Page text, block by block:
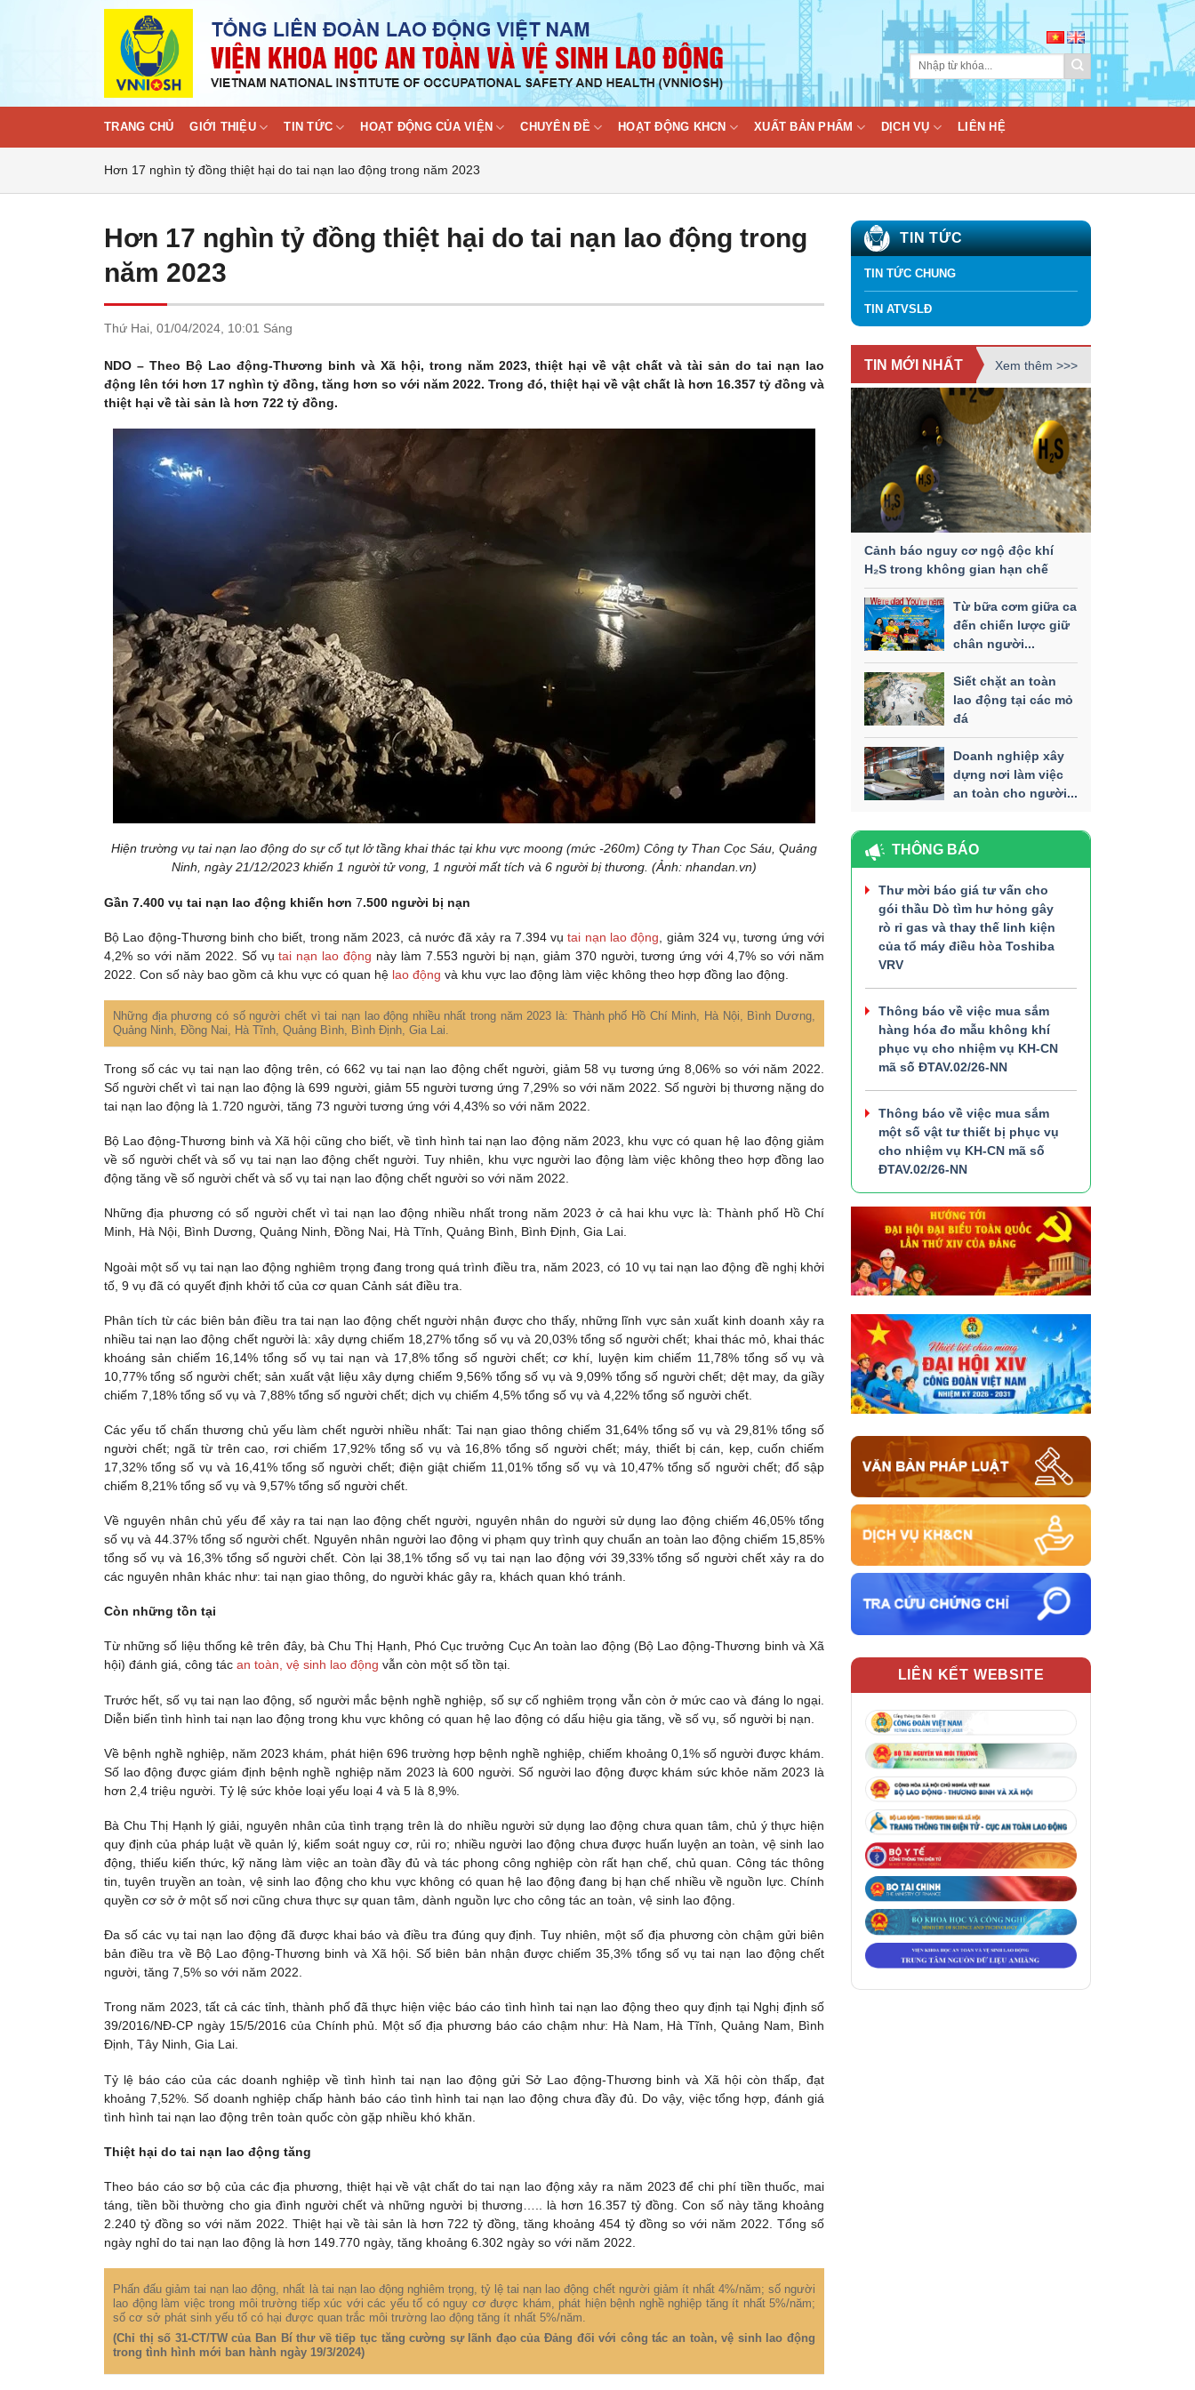
TRANG CHỦ GIỚI THIỆU TIN TỨC HOẠT ĐỘNG CỦA VIỆN CHUYÊN ĐỀ HOẠT ĐỘNG KHCN XUẤT BẢN PHẨM DỊCH VỤ LIÊN HỆ
Hơn 17 nghìn tỷ đồng thiệt hại do tai nạn lao động trong năm 2023
Hơn 17 nghìn tỷ đồng thiệt hại do tai nạn lao động trong
năm 2023
Thứ Hai, 01/04/2024, 10:01 Sáng
NDO – Theo Bộ Lao động-Thương binh và Xã hội, trong năm 2023, thiệt hại về vật chất và tài sản do tai nạn lao
động lên tới hơn 17 nghìn tỷ đồng, tăng hơn so với năm 2022. Trong đó, thiệt hại về vật chất là hơn 16.357 tỷ đồng và
thiệt hại về tài sản là hơn 722 tỷ đồng.
Hiện trường vụ tai nạn lao động do sự cố tụt lở tầng khai thác tại khu vực moong (mức -260m) Công ty Than Cọc Sáu, Quảng
Ninh, ngày 21/12/2023 khiến 1 người tử vong, 1 người mất tích và 6 người bị thương. (Ảnh: nhandan.vn)
Gần 7.400 vụ tai nạn lao động khiến hơn 7.500 người bị nạn
Bộ Lao động-Thương binh cho biết, trong năm 2023, cả nước đã xảy ra 7.394 vụtai nạn lao động , giảm 324 vụ, tương ứng với
4,2% so với năm 2022. Số vụtai nạn lao động này làm 7.553 người bị nạn, giảm 370 người, tương ứng với 4,7% so với năm
2022. Con số này bao gồm cả khu vực có quan hệ lao động và khu vực lao động làm việc không theo hợp đồng lao động.
Những địa phương có số người chết vì tai nạn lao động nhiều nhất trong năm 2023 là: Thành phố Hồ Chí Minh, Hà Nội, Bình Dương,
Quảng Ninh, Đồng Nai, Hà Tĩnh, Quảng Bình, Bình Định, Gia Lai.
Trong số các vụ tai nạn lao động trên, có 662 vụ tai nạn lao động chết người, giảm 58 vụ tương ứng 8,06% so với năm 2022.
Số người chết vì tai nạn lao động là 699 người, giảm 55 người tương ứng 7,29% so với năm 2022. Số người bị thương nặng do
tai nạn lao động là 1.720 người, tăng 73 người tương ứng với 4,43% so với năm 2022.
Bộ Lao động-Thương binh và Xã hội cũng cho biết, về tình hình tai nạn lao động năm 2023, khu vực có quan hệ lao động giảm
về số người chết và số vụ tai nạn lao động chết người. Tuy nhiên, khu vực người lao động làm việc không theo hợp đồng lao
động tăng về số người chết và số vụ tai nạn lao động chết người so với năm 2022.
Những địa phương có số người chết vì tai nạn lao động nhiều nhất trong năm 2023 ở cả hai khu vực là: Thành phố Hồ Chí
Minh, Hà Nội, Bình Dương, Quảng Ninh, Đồng Nai, Hà Tĩnh, Quảng Bình, Bình Định, Gia Lai.
Ngoài một số vụ tai nạn lao động nghiêm trọng đang trong quá trình điều tra, năm 2023, có 10 vụ tai nạn lao động đề nghị khởi
tố, 9 vụ đã có quyết định khởi tố của cơ quan Cảnh sát điều tra.
Phân tích từ các biên bản điều tra tai nạn lao động chết người nhận được cho thấy, những lĩnh vực sản xuất kinh doanh xảy ra
nhiều tai nạn lao động chết người là: xây dựng chiếm 18,27% tổng số vụ và 20,03% tổng số người chết; khai thác mỏ, khai thác
khoáng sản chiếm 16,14% tổng số vụ tai nạn và 17,8% tổng số người chết; cơ khí, luyện kim chiếm 11,78% tổng số vụ và
10,77% tổng số người chết; sản xuất vật liệu xây dựng chiếm 9,56% tổng số vụ và 9,09% tổng số người chết; dệt may, da giầy
chiếm 7,18% tổng số vụ và 7,88% tổng số người chết; dịch vụ chiếm 4,5% tổng số vụ và 4,22% tổng số người chết.
Các yếu tố chấn thương chủ yếu làm chết người nhiều nhất: Tai nạn giao thông chiếm 31,64% tổng số vụ và 29,81% tổng số
người chết; ngã từ trên cao, rơi chiếm 17,92% tổng số vụ và 16,8% tổng số người chết; máy, thiết bị cán, kẹp, cuốn chiếm
17,32% tổng số vụ và 16,41% tổng số người chết; điện giật chiếm 11,01% tổng số vụ và 10,47% tổng số người chết; đổ sập
chiếm 8,21% tổng số vụ và 9,57% tổng số người chết.
Về nguyên nhân chủ yếu để xảy ra tai nạn lao động chết người, nguyên nhân do người sử dụng lao động chiếm 46,05% tổng
số vụ và 44.37% tổng số người chết. Nguyên nhân người lao động vi phạm quy trình quy chuẩn an toàn lao động chiếm 15,85%
tổng số vụ và 16,3% tổng số người chết. Còn lại 38,1% tổng số vụ tai nạn lao động với 39,33% tổng số người chết xảy ra do
các nguyên nhân khác như: tai nạn giao thông, do người khác gây ra, khách quan khó tránh.
Còn những tồn tại
Từ những số liệu thống kê trên đây, bà Chu Thị Hạnh, Phó Cục trưởng Cục An toàn lao động (Bộ Lao động-Thương binh và Xã
hội) đánh giá, công tác an toàn, vệ sinh lao động vẫn còn một số tồn tại.
Trước hết, số vụ tai nạn lao động, số người mắc bệnh nghề nghiệp, số sự cố nghiêm trọng vẫn còn ở mức cao và đáng lo ngại.
Diễn biến tình hình tai nạn lao động trong khu vực không có quan hệ lao động có dấu hiệu gia tăng, về số vụ, số người bị nạn.
Về bệnh nghề nghiệp, năm 2023 khám, phát hiện 696 trường hợp bệnh nghề nghiệp, chiếm khoảng 0,1% số người được khám.
Số lao động được giám định bệnh nghề nghiệp năm 2023 là 600 người. Số người lao động được khám sức khỏe năm 2023 là
hơn 2,4 triệu người. Tỷ lệ sức khỏe loại yếu loại 4 và 5 là 8,9%.
Bà Chu Thị Hạnh lý giải, nguyên nhân của tình trạng trên là do nhiều người sử dụng lao động chưa quan tâm, chủ ý thực hiện
quy định của pháp luật về quản lý, kiểm soát nguy cơ, rủi ro; nhiều người lao động chưa được huấn luyện an toàn, vệ sinh lao
động, thiếu kiến thức, kỹ năng làm việc an toàn đầy đủ và tác phong công nghiệp còn rất hạn chế, chủ quan. Công tác thông
tin, tuyên truyền an toàn, vệ sinh lao động cho khu vực không có quan hệ lao động đang bị hạn chế nhiều về nguồn lực. Chính
quyền cơ sở ở một số nơi cũng chưa thực sự quan tâm, dành nguồn lực cho công tác an toàn, vệ sinh lao động.
Đa số các vụ tai nạn lao động đã được khai báo và điều tra đúng quy định. Tuy nhiên, một số địa phương còn chậm gửi biên
bản điều tra về Bộ Lao động-Thương binh và Xã hội. Số biên bản nhận được chiếm 35,3% tổng số vụ tai nạn lao động chết
người, tăng 7,5% so với năm 2022.
Trong năm 2023, tất cả các tỉnh, thành phố đã thực hiện việc báo cáo tình hình tai nạn lao động theo quy định tại Nghị định số
39/2016/NĐ-CP ngày 15/5/2016 của Chính phủ. Một số địa phương báo cáo chậm như: Hà Nam, Hà Tĩnh, Quảng Nam, Bình
Định, Tây Ninh, Gia Lai.
Tỷ lệ báo cáo của các doanh nghiệp về tình hình tai nạn lao động gửi Sở Lao động-Thương binh và Xã hội còn thấp, đạt
khoảng 7,52%. Số doanh nghiệp chấp hành báo cáo tình hình tai nạn lao động chưa đầy đủ. Do vậy, việc tổng hợp, đánh giá
tình hình tai nạn lao động trên toàn quốc còn gặp nhiều khó khăn.
Thiệt hại do tai nạn lao động tăng
Theo báo cáo sơ bộ của các địa phương, thiệt hại về vật chất do tai nạn lao động xảy ra năm 2023 để chi phí tiền thuốc, mai
táng, tiền bồi thường cho gia đình người chết và những người bị thương….. là hơn 16.357 tỷ đồng. Con số này tăng khoảng
2.240 tỷ đồng so với năm 2022. Thiệt hại về tài sản là hơn 722 tỷ đồng, tăng khoảng 454 tỷ đồng so với năm 2022. Tổng số
ngày nghỉ do tai nạn lao động là hơn 149.770 ngày, tăng khoảng 6.302 ngày so với năm 2022.
Phấn đấu giảm tai nạn lao động, nhất là tai nạn lao động nghiêm trọng, tỷ lệ tai nạn lao động chết người giảm ít nhất 4%/năm; số người
lao động làm việc trong môi trường tiếp xúc với các yếu tố có nguy cơ được khám, phát hiện bệnh nghề nghiệp tăng ít nhất 5%/năm;
số cơ sở phát sinh yếu tố có hại được quan trắc môi trường lao động tăng ít nhất 5%/năm.
(Chỉ thị số 31-CT/TW của Ban Bí thư về tiếp tục tăng cường sự lãnh đạo của Đảng đối với công tác an toàn, vệ sinh lao động
trong tình hình mới ban hành ngày 19/3/2024)
TIN TỨC
TIN TỨC CHUNG
TIN ATVSLĐ
TIN MỚI NHẤT Xem thêm >>>
Cảnh báo nguy cơ ngộ độc khí
H₂S trong không gian hạn chế
Từ bữa cơm giữa ca
đến chiến lược giữ
chân người...
Siết chặt an toàn
lao động tại các mỏ
đá
Doanh nghiệp xây
dựng nơi làm việc
an toàn cho người...
THÔNG BÁO
Thư mời báo giá tư vấn cho
gói thầu Dò tìm hư hỏng gây
rò rỉ gas và thay thế linh kiện
của tổ máy điều hòa Toshiba
VRV
Thông báo về việc mua sắm
hàng hóa đo mẫu không khí
phục vụ cho nhiệm vụ KH-CN
mã số ĐTAV.02/26-NN
Thông báo về việc mua sắm
một số vật tư thiết bị phục vụ
cho nhiệm vụ KH-CN mã số
ĐTAV.02/26-NN
LIÊN KẾT WEBSITE